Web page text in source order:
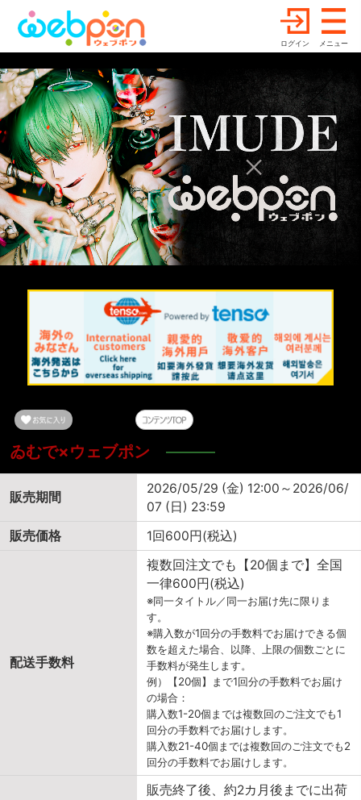
ログイン メニュー
ゐむで×ウェブポン
販売期間
2026/05/29 (金) 12:00～2026/06/
07 (日) 23:59
販売価格
1回600円(税込)
配送手数料
複数回注文でも【20個まで】全国
一律600円(税込)
※同一タイトル／同一お届け先に限りま
す。
※購入数が1回分の手数料でお届けできる個
数を超えた場合、以降、上限の個数ごとに
手数料が発生します。
例）【20個】まで1回分の手数料でお届け
の場合：
購入数1-20個までは複数回のご注文でも1
回分の手数料でお届けします。
購入数21-40個までは複数回のご注文でも2
回分の手数料でお届けします。
販売終了後、約2カ月後までに出荷